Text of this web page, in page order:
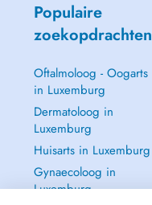
Populaire
zoekopdrachten
Oftalmoloog - Oogarts
in Luxemburg
Dermatoloog in
Luxemburg
Huisarts in Luxemburg
Gynaecoloog in
Luxemburg